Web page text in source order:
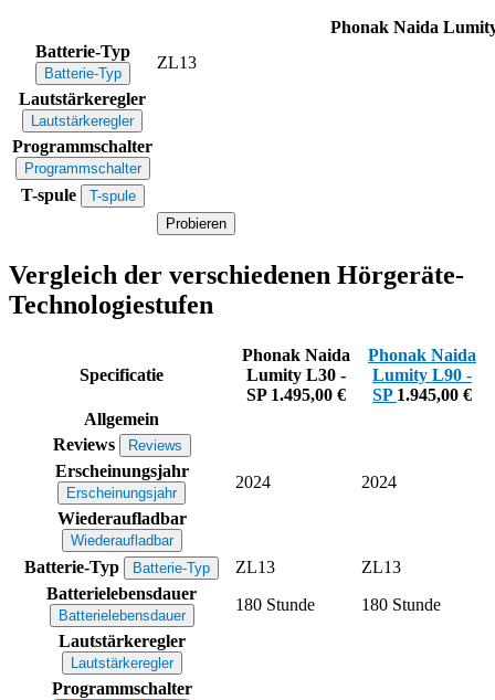
Phonak Naida
Batterie-Typ
Batterie-Typ
ZL13
Lautstärkeregler
Lautstärkeregler
Programmschalter
Programmschalter
T-spule
T-spule
Probieren
Vergleich der verschiedenen Hörgeräte-
Technologiestufen
Specificatie
Phonak Naida
Lumity L30 -
SP 1.495,00 €
Phonak Naida
Lumity L90 -
SP 1.945,00 €
Allgemein
Reviews
Reviews
Erscheinungsjahr
Erscheinungsjahr
2024
2024
Wiederaufladbar
Wiederaufladbar
Batterie-Typ Batterie-Typ ZL13
ZL13
Batterielebensdauer
Batterielebensdauer
180 Stunde
180 Stunde
Lautstärkeregler
Lautstärkeregler
Programmschalter